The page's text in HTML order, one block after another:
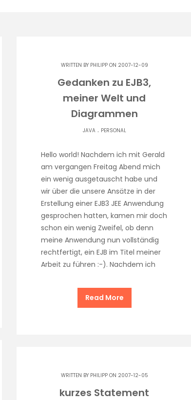
WRITTEN BY PHILIPPON 2007-12-09
Gedanken zu EJB3,
meiner Welt und
Diagrammen
JAVA. PERSONAL
Hello world! Nachdem ich mit Gerald
am vergangen Freitag Abend mich
ein wenig ausgetauscht habe und
wir über die unsere Ansätze in der
Erstellung einer EJB3 JEE Anwendung
gesprochen hatten, kamen mir doch
schon ein wenig Zweifel, ob denn
meine Anwendung nun vollständig
rechtfertigt, ein EJB im Titel meiner
Arbeit zu führen :-). Nachdem ich
Read More
WRITTEN BY PHILIPPON 2007-12-05
kurzes Statement